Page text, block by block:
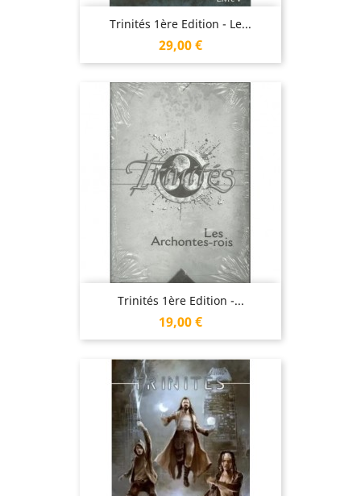
Trinités 1ère Edition - Le...
Prix
29,00 €
Trinités 1ère Edition -...
Prix
19,00 €